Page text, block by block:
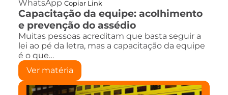
WhatsApp Copiar Link
Capacitação da equipe: acolhimento
e prevenção do assédio
Muitas pessoas acreditam que basta seguir a
lei ao pé da letra, mas a capacitação da equipe
é o que…
Ver matéria